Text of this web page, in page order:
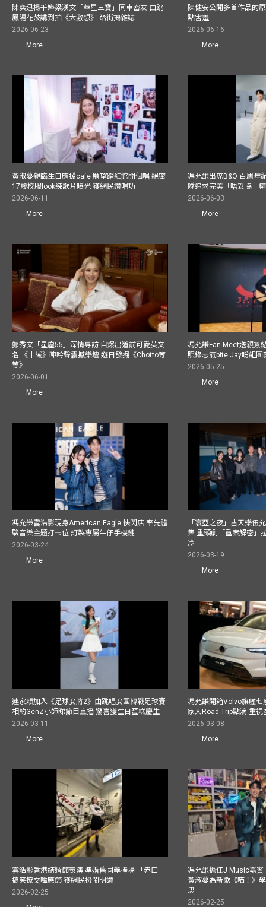
陳奕迅楊千嬅梁漢文「華星三寶」同車密友 由跳
鳳陽花鼓講到拍《大激想》 踎街揭雜誌
2026-06-23
More
陳健安公開多首作品的
點害羞
2026-06-16
More
黃淑蔓親臨生日應援cafe 願望踏紅館開個唱 絕密
17歲校服look練歌片曝光 獲網民讚唱功
2026-06-11
More
馮允謙出席B&O 百周年
隊追求完美「唔妥協」
2026-06-03
More
鄭秀文「星塵55」深情專訪 自爆出道前可愛英文
名 《十誡》呻吟聲震撼樂壇 遊日發掘《Chotto等
等》
2026-06-01
More
馮允謙Fan Meet送親簽
照錄志氣bite Jay盼組團
2026-05-25
More
馮允謙雲浩影現身American Eagle 快閃店 率先體
驗音樂主題打卡位 訂製專屬牛仔手機鏈
2026-03-24
More
「寰亞之夜」古天樂伍
集 重頭劇「重案解密」
冷
2026-03-19
More
連家穎加入《足球女將2》由跳唱女團轉戰足球賽
相約GenZ小師睇節目直播 驚喜獲生日蛋糕慶生
2026-03-11
More
馮允謙開箱Volvo旗艦七
家人Road Trip點滴 重視
2026-03-08
More
雲浩影香港結婚節表演 準婚舊同學捧場 「赤口」
搞笑撩交嗌應節 獲網民扮鬧明讚
2026-02-25
馮允謙擔任J Music嘉賓
黃淑蔓為新歌《喵！》
思
2026-02-25